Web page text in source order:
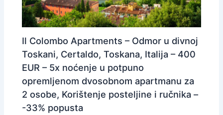
Il Colombo Apartments – Odmor u divnoj
Toskani, Certaldo, Toskana, Italija – 400
EUR – 5x noćenje u potpuno
opremljenom dvosobnom apartmanu za
2 osobe, Korištenje posteljine i ručnika –
-33% popusta